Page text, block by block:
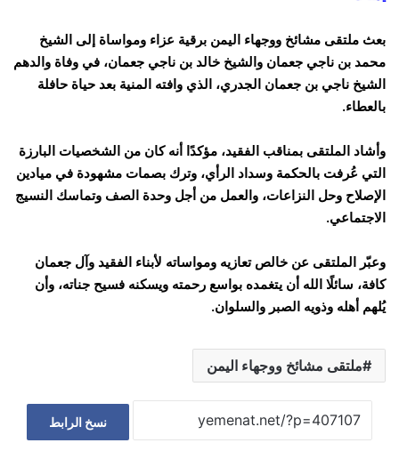
بعث ملتقى مشائخ ووجهاء اليمن برقية عزاء ومواساة إلى الشيخ
محمد بن ناجي جعمان والشيخ خالد بن ناجي جعمان، في وفاة والدهم
الشيخ ناجي بن جعمان الجدري، الذي وافته المنية بعد حياة حافلة
بالعطاء.
وأشاد الملتقى بمناقب الفقيد، مؤكدًا أنه كان من الشخصيات البارزة
التي عُرفت بالحكمة وسداد الرأي، وترك بصمات مشهودة في ميادين
الإصلاح وحل النزاعات، والعمل من أجل وحدة الصف وتماسك النسيج
الاجتماعي.
وعبّر الملتقى عن خالص تعازيه ومواساته لأبناء الفقيد وآل جعمان
كافة، سائلًا الله أن يتغمده بواسع رحمته ويسكنه فسيح جناته، وأن
يُلهم أهله وذويه الصبر والسلوان.
ملتقى مشائخ ووجهاء اليمن
نسخ الرابط